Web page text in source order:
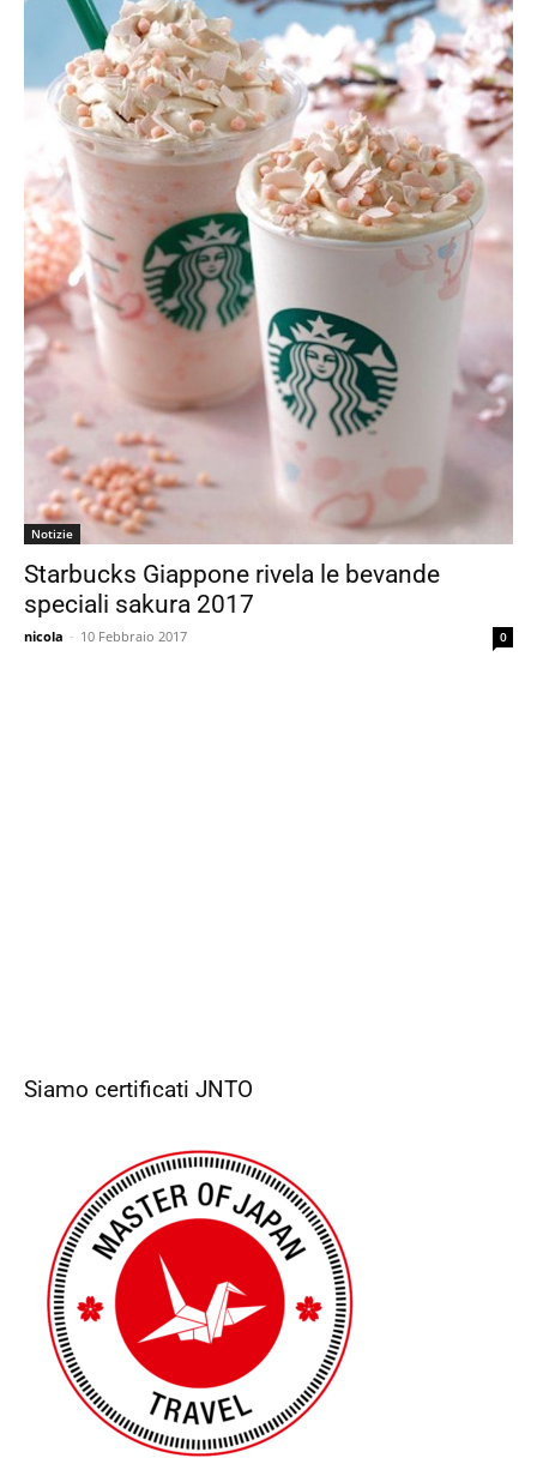
Notizie
Starbucks Giappone rivela le bevande
speciali sakura 2017
nicola - 10 Febbraio 2017 0
Siamo certificati JNTO